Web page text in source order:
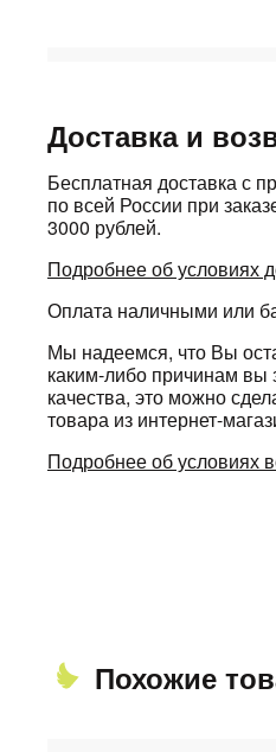
Доставка и
Бесплатная доставка с
по всей России при
3000 рублей.
Подробнее об условиях
Оплата наличными или
Мы надеемся, что Вы
каким-либо причинам вы
качества, это можно
товара из интернет-
Подробнее об условиях
Похожие